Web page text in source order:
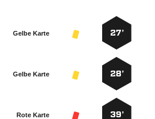
27’
Gelbe Karte
28’
Gelbe Karte
39’
Rote Karte